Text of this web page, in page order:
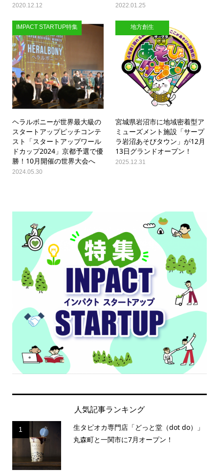
2020.12.12 2022.01.25
IMPACT STARTUP特集
ヘラルボニーが世界最大級の
スタートアップピッチコンテ
スト「スタートアップワール
ドカップ2024」京都予選で優
勝！10月開催の世界大会へ
2024.05.30
地方創生
宮城県岩沼市に地域密着型ア
ミューズメント施設「サープ
ラ岩沼あそびタウン」が12月
13日グランドオープン！
2025.12.31
人気記事ランキング
1
生タピオカ専門店「どっと堂（dot do）」
丸森町と一関市に7月オープン！